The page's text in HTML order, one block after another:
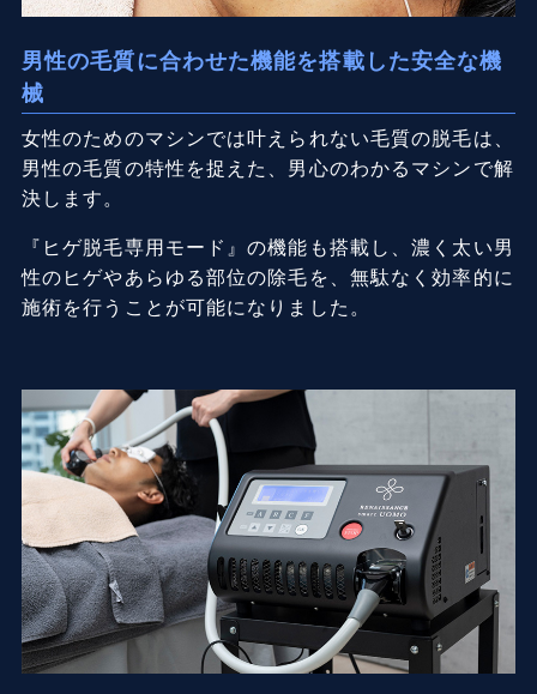
男性の毛質に合わせた機能を搭載した安全な機
械
女性のためのマシンでは叶えられない毛質の脱毛は、
男性の毛質の特性を捉えた、男心のわかるマシンで解
決します。
『ヒゲ脱毛専用モード』の機能も搭載し、濃く太い男
性のヒゲやあらゆる部位の除毛を、無駄なく効率的に
施術を行うことが可能になりました。